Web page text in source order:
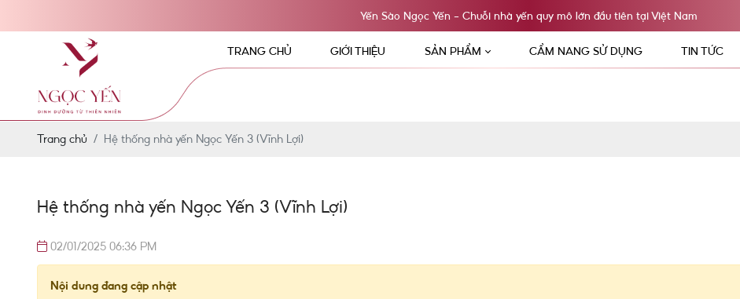
Yến Sào Ngọc Yến - Chuỗi nhà yến quy mô lớn đầu tiên tại Việt Nam
TRANG CHỦ GIỚI THIỆU SẢN PHẨM CẨM NANG SỬ DỤNG TIN TỨC
Trang chủ Hệ thống nhà yến Ngọc Yến 3 (Vĩnh Lợi)
Hệ thống nhà yến Ngọc Yến 3 (Vĩnh Lợi)
02/01/2025 06:36 PM
Nội dung đang cập nhật